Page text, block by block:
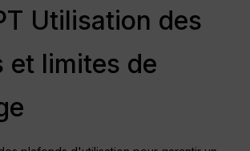
Utilisation des
et limites de